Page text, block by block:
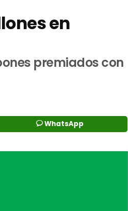
en
premiados con
WhatsApp